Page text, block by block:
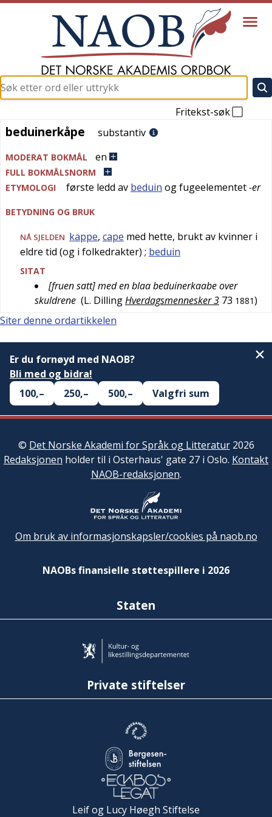
Fritekst-søk
beduinerkåpe
beduinerkåpe substantiv
MODERAT BOKMÅL en
FULL BOKMÅLSNORM
ETYMOLOGI
første ledd av beduin og fugeelementet-er
BETYDNING OG BRUK
NÅ SJELDEN kappe, cape med hette, brukt av kvinner i
eldre tid (og i folkedrakter) ; beduin
SITAT
[fruen satt] med en blaa beduinerkaabe over
skuldrene (L. DillingHverdagsmennesker 3 73 1881)
Siter denne ordartikkelen
Er du fornøyd med NAOB?
Bli med og bidra!
100,–
250,– 500,– Valgfri sum
© Det Norske Akademi for Språk og Litteratur2026
Redaksjonen holder til i Osterhaus' gate 27 i Oslo. Kontakt
NAOB-redaksjonen.
Om bruk av informasjonskapsler/cookies på naob.no
NAOBs finansielle støttespillere i 2026
Staten
Private stiftelser
Leif og Lucy Høegh Stiftelse